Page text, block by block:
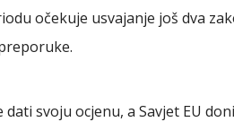
očekuje usvajanje još dva
svoju ocjenu, a Savjet EU